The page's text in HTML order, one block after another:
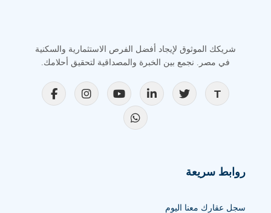
شريكك الموثوق لإيجاد أفضل الفرص الاستثمارية والسكنية
في مصر. نجمع بين الخبرة والمصداقية لتحقيق أحلامك.
روابط سريعة
سجل عقارك معنا اليوم